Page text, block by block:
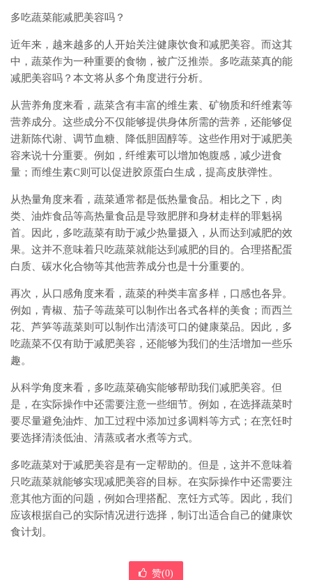
多吃蔬菜能减肥美容吗？
近年来，越来越多的人开始关注健康饮食和减肥美容。而这其
中，蔬菜作为一种重要的食物，被广泛推崇。多吃蔬菜真的能
减肥美容吗？本文将从多个角度进行分析。
从营养角度来看，蔬菜含有丰富的维生素、矿物质和纤维素等
营养成分。这些成分不仅能够提供身体所需的营养，还能够促
进新陈代谢、调节血糖、降低胆固醇等。这些作用对于减肥美
容来说十分重要。例如，纤维素可以增加饱腹感，减少进食
量；而维生素C则可以促进胶原蛋白生成，提高皮肤弹性。
从热量角度来看，蔬菜通常都是低热量食品。相比之下，肉
类、油炸食品等高热量食品是导致肥胖和身材走样的罪魁祸
首。因此，多吃蔬菜有助于减少热量摄入，从而达到减肥的效
果。这并不意味着只吃蔬菜就能达到减肥的目的。合理搭配蛋
白质、碳水化合物等其他营养成分也是十分重要的。
再次，从口感角度来看，蔬菜的种类丰富多样，口感也各异。
例如，青椒、茄子等蔬菜可以制作出各式各样的美食；而西兰
花、芦笋等蔬菜则可以制作出清淡可口的健康菜品。因此，多
吃蔬菜不仅有助于减肥美容，还能够为我们的生活增加一些乐
趣。
从科学角度来看，多吃蔬菜确实能够帮助我们减肥美容。但
是，在实际操作中还需要注意一些细节。例如，在选择蔬菜时
要尽量避免油炸、加工过程中添加过多调料等方式；在烹饪时
要选择清淡低油、清蒸或者水煮等方式。
多吃蔬菜对于减肥美容是有一定帮助的。但是，这并不意味着
只吃蔬菜就能够实现减肥美容的目标。在实际操作中还需要注
意其他方面的问题，例如合理搭配、烹饪方式等。因此，我们
应该根据自己的实际情况进行选择，制订出适合自己的健康饮
食计划。
赞(0)